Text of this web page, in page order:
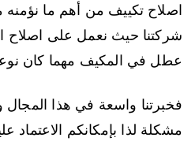
اصلاح تكييف من أهم ما
شركتنا حيث نعمل على اصلاح
عطل في المكيف مهما كان
فخبرتنا واسعة في هذا المجال
مشكلة لذا بإمكانكم الاعتماد